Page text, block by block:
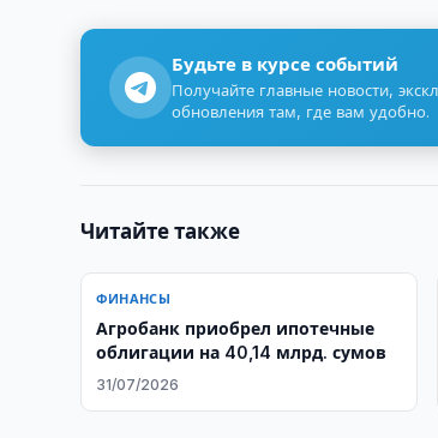
Будьте в курсе событий
Получайте главные новости,
обновления там, где вам удобно.
Читайте также
ФИНАНСЫ
Агробанк приобрел ипотечные
облигации на 40,14 млрд. сумов
31/07/2026